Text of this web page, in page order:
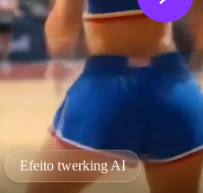
Efeito twerking AI